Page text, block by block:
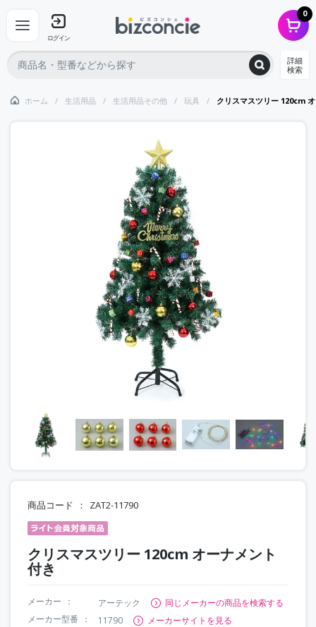
ログイン
0
詳細
検索
ホーム 生活用品 生活用品その他 玩具 クリスマスツリー 120cm
商品コード ZAT2-11790
クリスマスツリー 120cm オーナメント
付き
メーカー アーテック
同じメーカーの商品を検索する
メーカー型番
11790 メーカーサイトを見る